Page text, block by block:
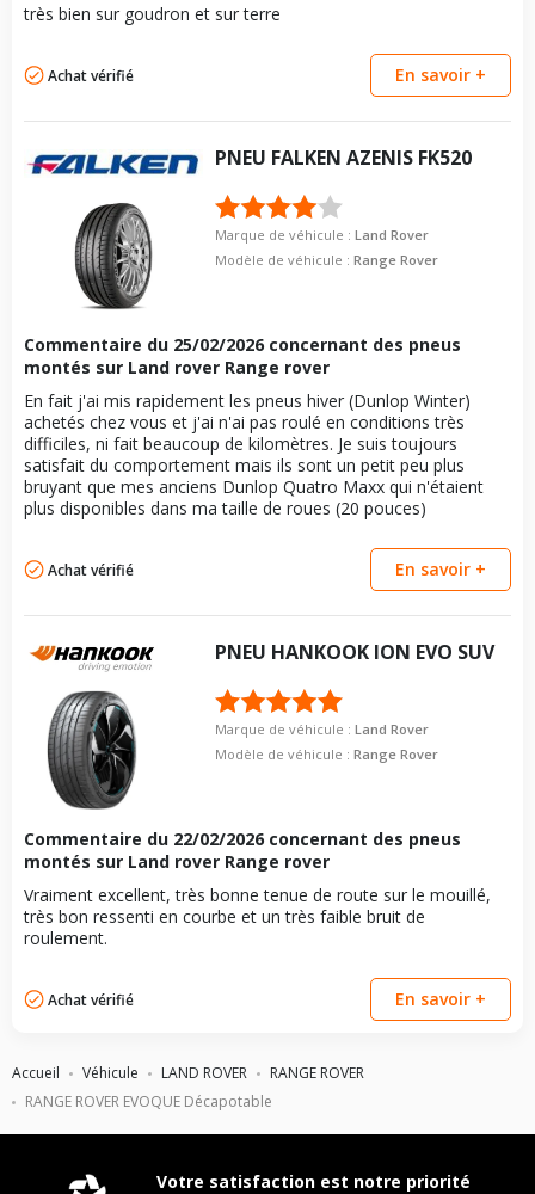
Accueil Véhicule LAND ROVER
RANGE ROVER
RANGE ROVER EVOQUE Décapotable
Force de rotation du
Pour la visserie, afin de garantir une parfaite compatibilité, nous
vous conseillons de contacter directement le constructeur.
Type de boulon
Taille de la tête de boulon
boulon
Pour la visserie, afin de garantir une parfaite compatibilité, nous
vous conseillons de contacter directement le constructeur.
Numéro d'identification
VISSERIE LAND ROVER RANGE ROVER EVOQUE
DÉCAPOTABLE DE 11-2015 À 12-2019 2.0 D 4X4 (241CV)
Taille de la tête de boulon
21
boulon
133
Pour la visserie, afin de garantir une parfaite compatibilité, nous
vous conseillons de contacter directement le constructeur.
très bien sur goudron et sur terre
Achat vérifié En savoir +
PNEU FALKEN AZENIS FK520
Marque de véhicule : Land Rover
Modèle de véhicule : Range Rover
Commentaire du 25/02/2026 concernant des pneus
montés sur Land rover Range rover
En fait j'ai mis rapidement les pneus hiver (Dunlop Winter)
achetés chez vous et j'ai n'ai pas roulé en conditions très
difficiles, ni fait beaucoup de kilomètres. Je suis toujours
satisfait du comportement mais ils sont un petit peu plus
bruyant que mes anciens Dunlop Quatro Maxx qui n'étaient
plus disponibles dans ma taille de roues (20 pouces)
Achat vérifié En savoir +
PNEU HANKOOK ION EVO SUV
Marque de véhicule : Land Rover
Modèle de véhicule : Range Rover
Commentaire du 22/02/2026 concernant des pneus
montés sur Land rover Range rover
Vraiment excellent, très bonne tenue de route sur le mouillé,
très bon ressenti en courbe et un très faible bruit de
roulement.
Achat vérifié En savoir +
Votre satisfaction est notre priorité